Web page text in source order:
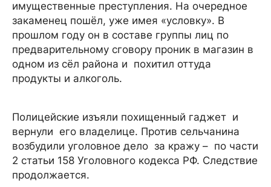
имущественные преступления. На очередное
закаменец пошёл, уже имея «условку». В
прошлом году он в составе группы лиц по
предварительному сговору проник в магазин в
одном из сёл района и похитил оттуда
продукты и алкоголь.
Полицейские изъяли похищенный гаджет и
вернули его владелице. Против сельчанина
возбудили уголовное дело за кражу – по части
2 статьи 158 Уголовного кодекса РФ. Следствие
продолжается.